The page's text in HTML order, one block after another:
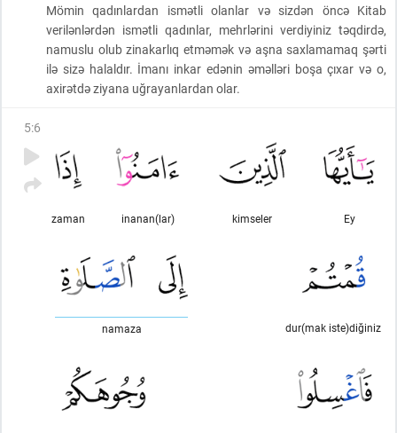
Mömin qadınlardan ismətli olanlar və sizdən öncə Kitab
verilənlərdən ismətli qadınlar, mehrlərini verdiyiniz təqdirdə,
namuslu olub zinakarlıq etməmək və aşna saxlamamaq şərti
ilə sizə halaldır. İmanı inkar edənin əməlləri boşa çıxar və o,
axirətdə ziyana uğrayanlardan olar.
5:6
Ey
kimseler
inanan(lar)
zaman
dur(mak iste)diğiniz
namaza